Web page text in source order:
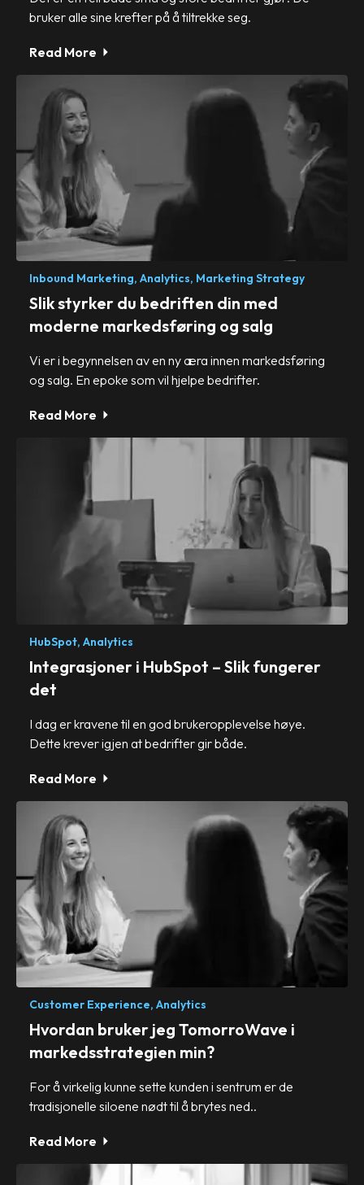
bruker alle sine krefter på å tiltrekke seg.
Read More
Inbound Marketing, Analytics, Marketing Strategy
Slik styrker du bedriften din med
moderne markedsføring og salg
Vi er i begynnelsen av en ny æra innen markedsføring
og salg. En epoke som vil hjelpe bedrifter.
Read More
HubSpot, Analytics
Integrasjoner i HubSpot – Slik fungerer
det
I dag er kravene til en god brukeropplevelse høye.
Dette krever igjen at bedrifter gir både.
Read More
Customer Experience, Analytics
Hvordan bruker jeg TomorroWave i
markedsstrategien min?
For å virkelig kunne sette kunden i sentrum er de
tradisjonelle siloene nødt til å brytes ned..
Read More